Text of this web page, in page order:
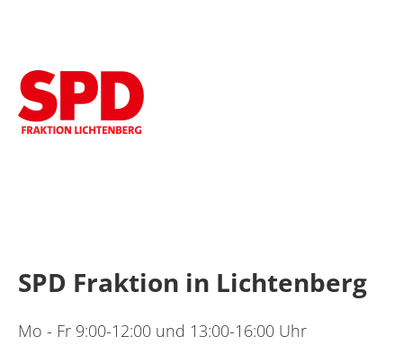
SPD Fraktion in Lichtenberg
Mo - Fr 9:00-12:00 und 13:00-16:00 Uhr